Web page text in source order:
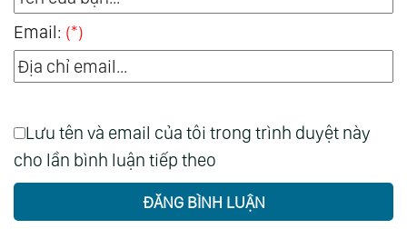
Email: (*)
Lưu tên và email của tôi trong trình duyệt này
cho lần bình luận tiếp theo
ĐĂNG BÌNH LUẬN